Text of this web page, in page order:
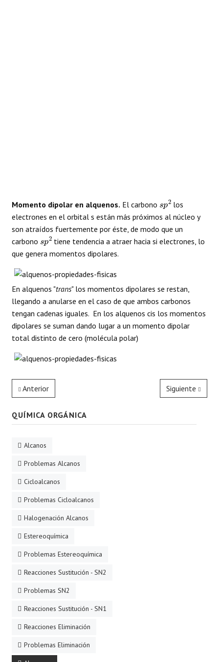
Momento dipolar en alquenos. El carbono 2los
electrones en el orbital s están más próximos al núcleo y
son atraídos fuertemente por éste, de modo que un
carbono sp2tiene tendencia a atraer hacia si electrones, lo
que genera momentos dipolares.
En alquenos "trans" los momentos dipolares se restan,
llegando a anularse en el caso de que ambos carbonos
tengan cadenas iguales. En los alquenos cis los momentos
dipolares se suman dando lugar a un momento dipolar
total distinto de cero (molécula polar)
Anterior Siguiente
QUÍMICA ORGÁNICA
Alcanos
Problemas Alcanos
Cicloalcanos
Problemas Cicloalcanos
Halogenación Alcanos
Estereoquímica
Problemas Estereoquímica
Reacciones Sustitución - SN2
Problemas SN2
Reacciones Sustitución - SN1
Reacciones Eliminación
Problemas Eliminación